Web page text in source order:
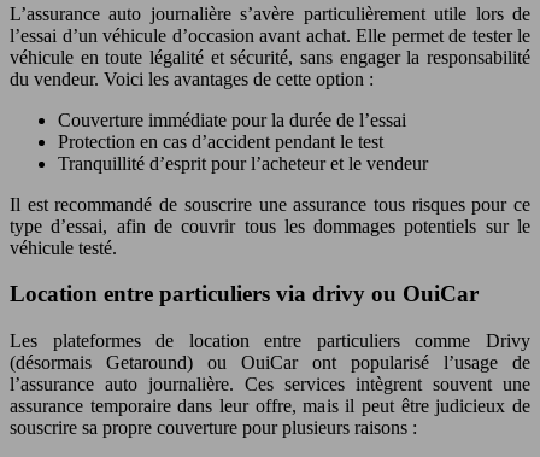
L’assurance auto journalière s’avère particulièrement utile lors de
l’essai d’un véhicule d’occasion avant achat. Elle permet de tester le
véhicule en toute légalité et sécurité, sans engager la responsabilité
du vendeur. Voici les avantages de cette option :
Couverture immédiate pour la durée de l’essai
Protection en cas d’accident pendant le test
Tranquillité d’esprit pour l’acheteur et le vendeur
Il est recommandé de souscrire une assurance tous risques pour ce
type d’essai, afin de couvrir tous les dommages potentiels sur le
véhicule testé.
Location entre particuliers via drivy ou OuiCar
Les plateformes de location entre particuliers comme Drivy
(désormais Getaround) ou OuiCar ont popularisé l’usage de
l’assurance auto journalière. Ces services intègrent souvent une
assurance temporaire dans leur offre, mais il peut être judicieux de
souscrire sa propre couverture pour plusieurs raisons :